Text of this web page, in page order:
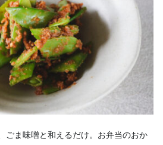
ごま味噌と和えるだけ。お弁当のおか